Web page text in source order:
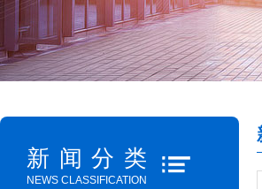
新闻分类
NEWS CLASSIFICATION